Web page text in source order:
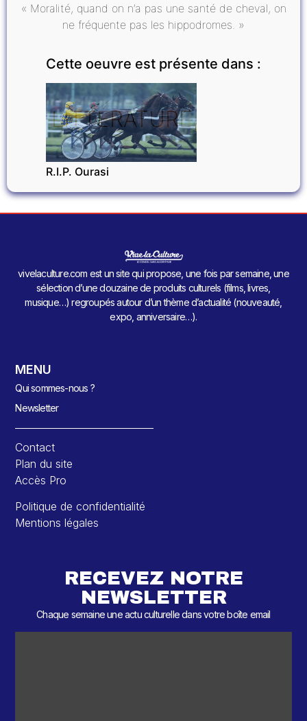
« Moralité, quand on n’a pas une santé de cheval, on
ne fréquente pas les hippodromes. »
Cette oeuvre est présente dans :
LITTÉRATURE
R.I.P. Ourasi
vivelaculture.com est un site qui propose, une fois par semaine, une
sélection d’une douzaine de produits culturels (films, livres,
musique…) regroupés autour d’un thème d’actualité (nouveauté,
expo, anniversaire…).
MENU
Qui sommes-nous ?
Newsletter
Contact
Plan du site
Accès Pro
Politique de confidentialité
Mentions légales
RECEVEZ NOTRE
NEWSLETTER
Chaque semaine une actu culturelle dans votre boîte email